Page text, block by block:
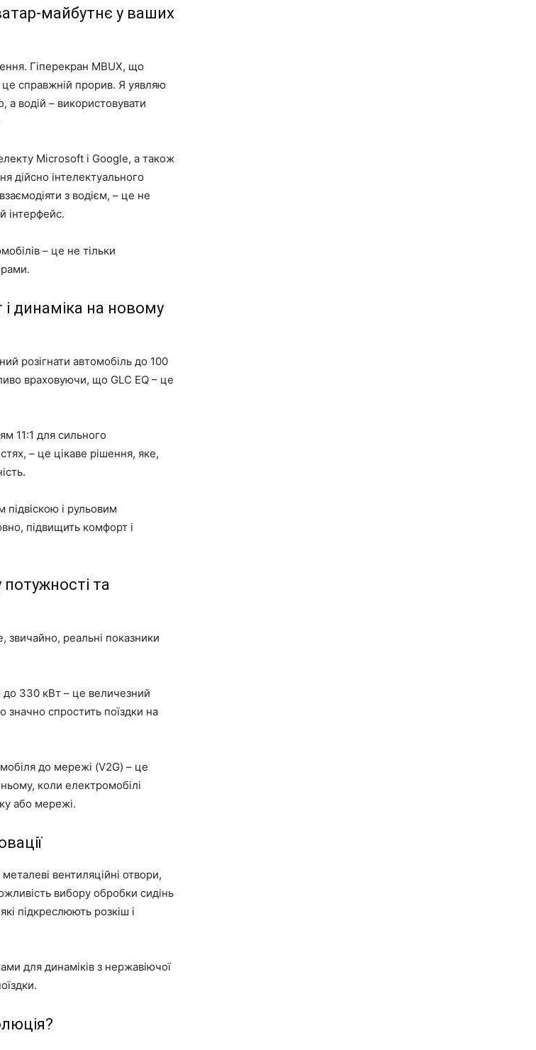
майбутнє у ваших
Гіперекран MBUX, що
справжній прорив. Я уявляю
водій – використовувати
Microsoft і Google, а також
дійсно інтелектуального
з водієм, – це не
інтерфейс.
– це не тільки
динаміка на новому
розігнати автомобіль до 100
враховуючи, що GLC EQ – це
11:1 для сильного
– це цікаве рішення, яке,
підвіскою і рульовим
підвищить комфорт і
та
звичайно, реальні показники
до 330 кВт – це величезний
спростить поїздки на
до мережі (V2G) – це
коли електромобілі
або мережі.
вентиляційні отвори,
вибору обробки сидінь
підкреслюють розкіш і
для динаміків з нержавіючої